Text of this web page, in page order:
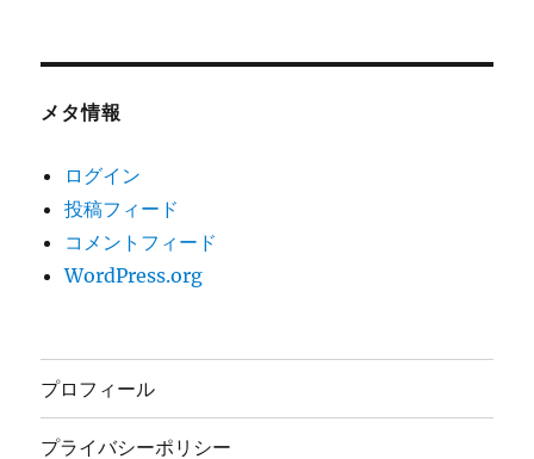
メタ情報
ログイン
投稿フィード
コメントフィード
WordPress.org
プロフィール
プライバシーポリシー